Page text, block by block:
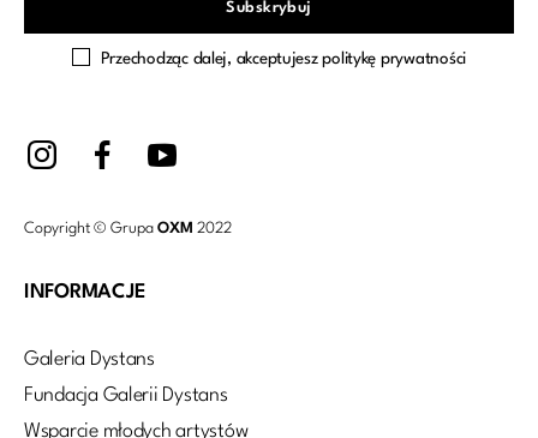
Przechodząc dalej, akceptujesz politykę prywatności
Copyright © Grupa OXM 2022
INFORMACJE
Galeria Dystans
Fundacja Galerii Dystans
Wsparcie młodych artystów